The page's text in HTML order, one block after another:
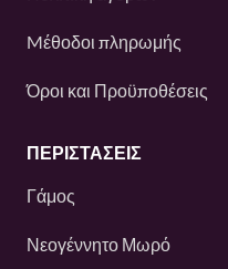
Mέθοδοι πληρωμής
Όροι και Προϋποθέσεις
ΠΕΡΙΣΤΆΣΕΙΣ
Γάμος
Νεογέννητο Μωρό